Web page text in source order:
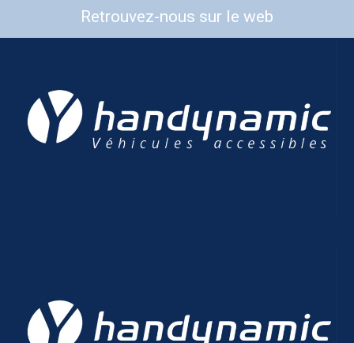
Retrouvez-nous sur le web